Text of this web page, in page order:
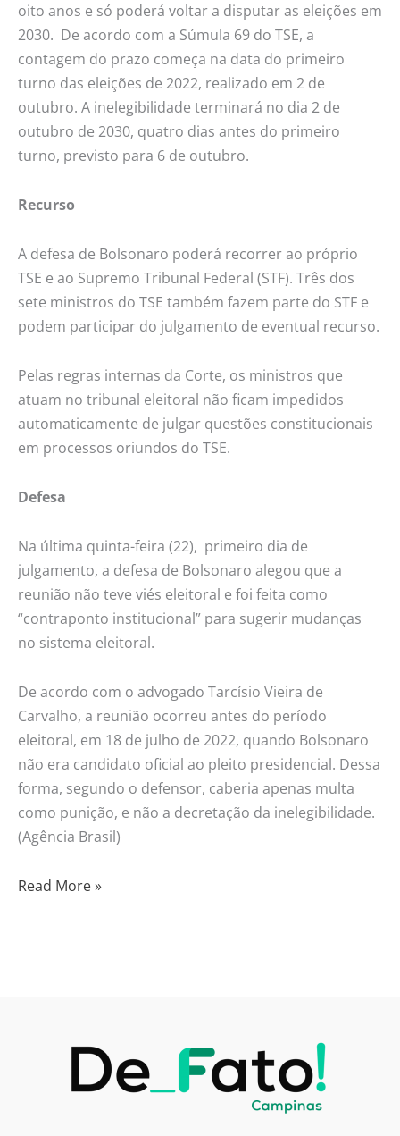
oito anos e só poderá voltar a disputar as eleições em
2030. De acordo com a Súmula 69 do TSE, a
contagem do prazo começa na data do primeiro
turno das eleições de 2022, realizado em 2 de
outubro. A inelegibilidade terminará no dia 2 de
outubro de 2030, quatro dias antes do primeiro
turno, previsto para 6 de outubro.
Recurso
A defesa de Bolsonaro poderá recorrer ao próprio
TSE e ao Supremo Tribunal Federal (STF). Três dos
sete ministros do TSE também fazem parte do STF e
podem participar do julgamento de eventual recurso.
Pelas regras internas da Corte, os ministros que
atuam no tribunal eleitoral não ficam impedidos
automaticamente de julgar questões constitucionais
em processos oriundos do TSE.
Defesa
Na última quinta-feira (22), primeiro dia de
julgamento, a defesa de Bolsonaro alegou que a
reunião não teve viés eleitoral e foi feita como
“contraponto institucional” para sugerir mudanças
no sistema eleitoral.
De acordo com o advogado Tarcísio Vieira de
Carvalho, a reunião ocorreu antes do período
eleitoral, em 18 de julho de 2022, quando Bolsonaro
não era candidato oficial ao pleito presidencial. Dessa
forma, segundo o defensor, caberia apenas multa
como punição, e não a decretação da inelegibilidade.
(Agência Brasil)
Read More »